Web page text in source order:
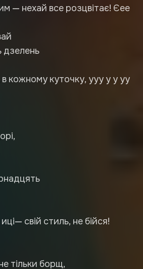
— нехай все розцвітає! Єее
дзелень
кожному куточку, ууу у у уу
свій стиль, не бійся!
тільки борщ,